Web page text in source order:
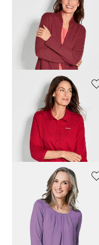
Tricot jasje van merinowol
139,95 €
+ 5
Laagste prijs van de afgelopen 30
dagen**: 109,95 €
(-18%)
GOLDNER
Poloshirt van eersteklas piquéstof
49,95 €99,95 €
+ 2
Laagste prijs van de afgelopen 30
dagen**: 59,95 € (-16%)
49,95 € 89,95 €
+ 12
Laagste prijs van de afgelopen 30